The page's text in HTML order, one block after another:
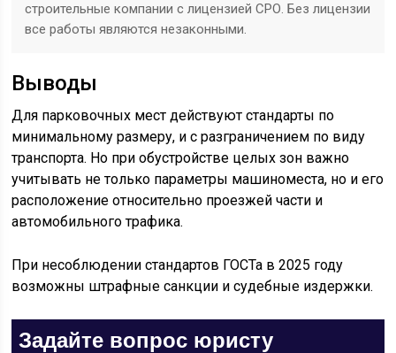
строительные компании с лицензией СРО. Без лицензии
все работы являются незаконными.
Выводы
Для парковочных мест действуют стандарты по
минимальному размеру, и с разграничением по виду
транспорта. Но при обустройстве целых зон важно
учитывать не только параметры машиноместа, но и его
расположение относительно проезжей части и
автомобильного трафика.
При несоблюдении стандартов ГОСТа в 2025 году
возможны штрафные санкции и судебные издержки.